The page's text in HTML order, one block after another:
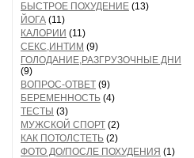
БЫСТРОЕ ПОХУДЕНИЕ (13)
ЙОГА (11)
КАЛОРИИ (11)
СЕКС,ИНТИМ (9)
ГОЛОДАНИЕ,РАЗГРУЗОЧНЫЕ ДНИ
(9)
ВОПРОС-ОТВЕТ (9)
БЕРЕМЕННОСТЬ (4)
ТЕСТЫ (3)
МУЖСКОЙ СПОРТ (2)
КАК ПОТОЛСТЕТЬ (2)
ФОТО ДО/ПОСЛЕ ПОХУДЕНИЯ (1)